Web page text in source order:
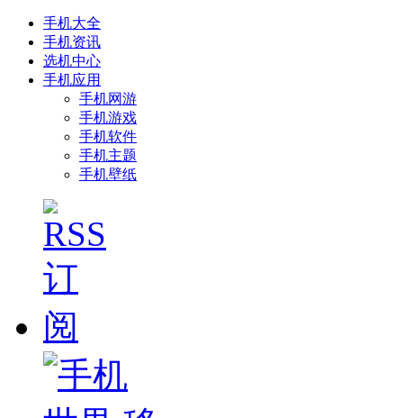
手机大全
手机资讯
选机中心
手机应用
手机网游
手机游戏
手机软件
手机主题
手机壁纸